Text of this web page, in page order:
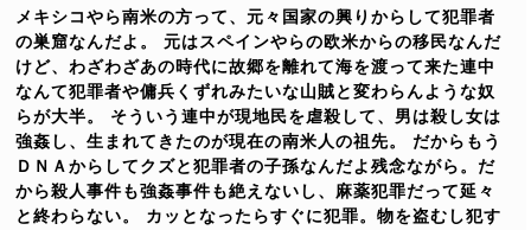
メキシコやら南米の方って、元々国家の興りからして犯罪者
の巣窟なんだよ。
元はスペインやらの欧米からの移民なんだ
けど、わざわざあの時代に故郷を離れて海を渡って来た連中
なんて犯罪者や傭兵くずれみたいな山賊と変わらんような奴
らが大半。
そういう連中が現地民を虐殺して、男は殺し女は
強姦し、生まれてきたのが現在の南米人の祖先。
だからもう
ＤＮＡからしてクズと犯罪者の子孫なんだよ残念ながら。だ
から殺人事件も強姦事件も絶えないし、麻薬犯罪だって延々
と終わらない。
カッとなったらすぐに犯罪。物を盗むし犯す